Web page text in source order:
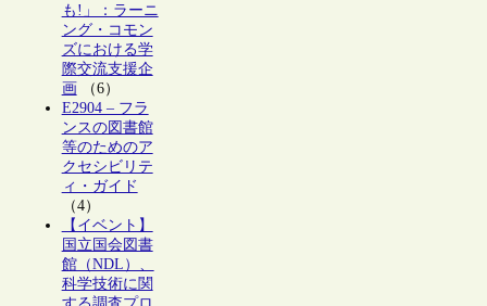
も!」：ラーニ
ング・コモン
ズにおける学
際交流支援企
画（6）
E2904 – フラ
ンスの図書館
等のためのア
クセシビリテ
ィ・ガイド
（4）
【イベント】
国立国会図書
館（NDL）、
科学技術に関